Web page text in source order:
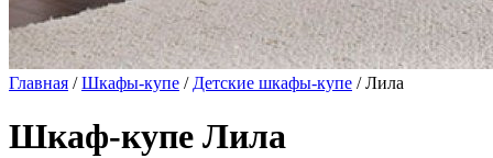
Главная /Шкафы-купе / Детские шкафы-купе / Лила
Шкаф-купе Лила